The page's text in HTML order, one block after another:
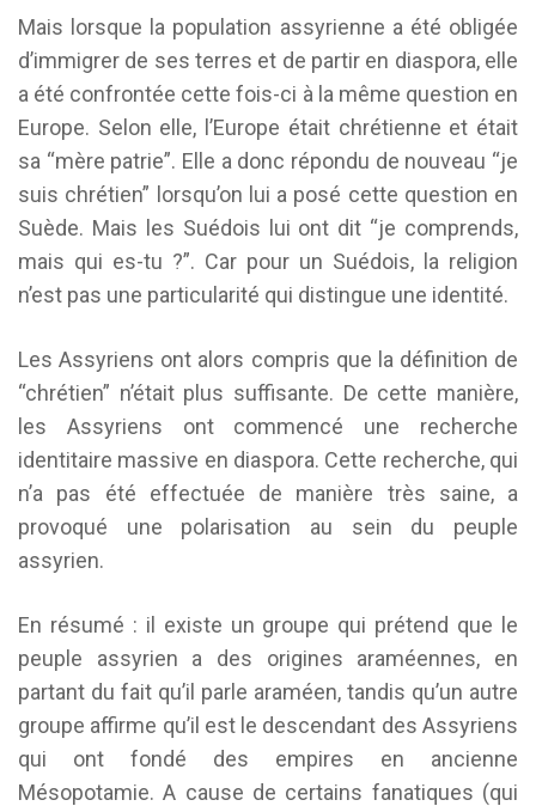
Mais lorsque la population assyrienne a été obligée
d’immigrer de ses terres et de partir en diaspora, elle
a été confrontée cette fois-ci à la même question en
Europe. Selon elle, l’Europe était chrétienne et était
sa “mère patrie”. Elle a donc répondu de nouveau “je
suis chrétien” lorsqu’on lui a posé cette question en
Suède. Mais les Suédois lui ont dit “je comprends,
mais qui es-tu ?”. Car pour un Suédois, la religion
n’est pas une particularité qui distingue une identité.
Les Assyriens ont alors compris que la définition de
“chrétien” n’était plus suffisante. De cette manière,
les Assyriens ont commencé une recherche
identitaire massive en diaspora. Cette recherche, qui
n’a pas été effectuée de manière très saine, a
provoqué une polarisation au sein du peuple
assyrien.
En résumé : il existe un groupe qui prétend que le
peuple assyrien a des origines araméennes, en
partant du fait qu’il parle araméen, tandis qu’un autre
groupe affirme qu’il est le descendant des Assyriens
qui ont fondé des empires en ancienne
Mésopotamie. A cause de certains fanatiques (qui